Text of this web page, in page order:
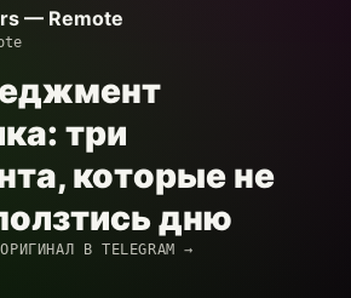
— Remote
три
которые не
дню
ОРИГИНАЛ В TELEGRAM →